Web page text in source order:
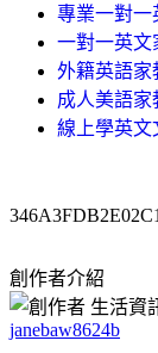
專業一對一
一對一英文
外籍英語家
成人美語家
線上學英文
創作者介紹
janebaw8624b